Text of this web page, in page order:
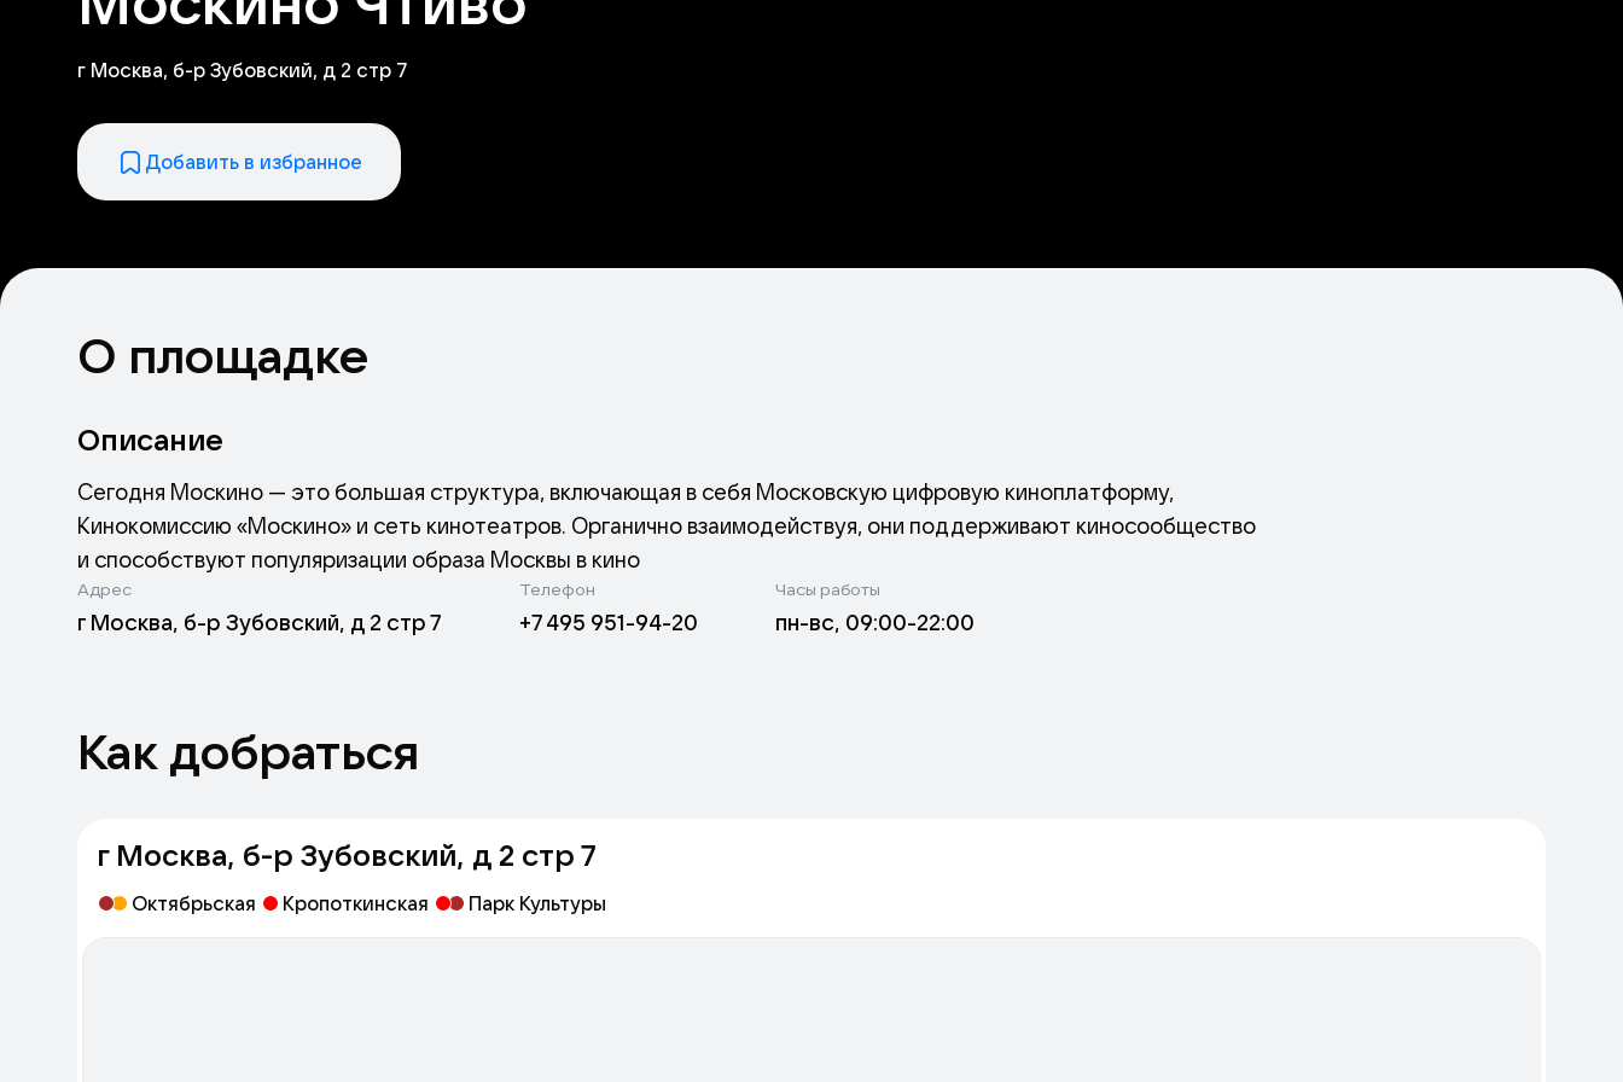
г Москва, б-р Зубовский, д 2 стр 7
Добавить в избранное
О площадке
Описание
Сегодня Москино — это большая структура, включающая в себя Московскую цифровую киноплатформу,
Кинокомиссию «Москино» и сеть кинотеатров. Органично взаимодействуя, они поддерживают киносообщество
и способствуют популяризации образа Москвы в кино
Адрес
г Москва, б-р Зубовский, д 2 стр 7
Телефон
+7 495 951-94-20
Часы работы
пн-вс, 09:00-22:00
Как добраться
г Москва, б-р Зубовский, д 2 стр 7
Октябрьская Кропоткинская Парк Культуры